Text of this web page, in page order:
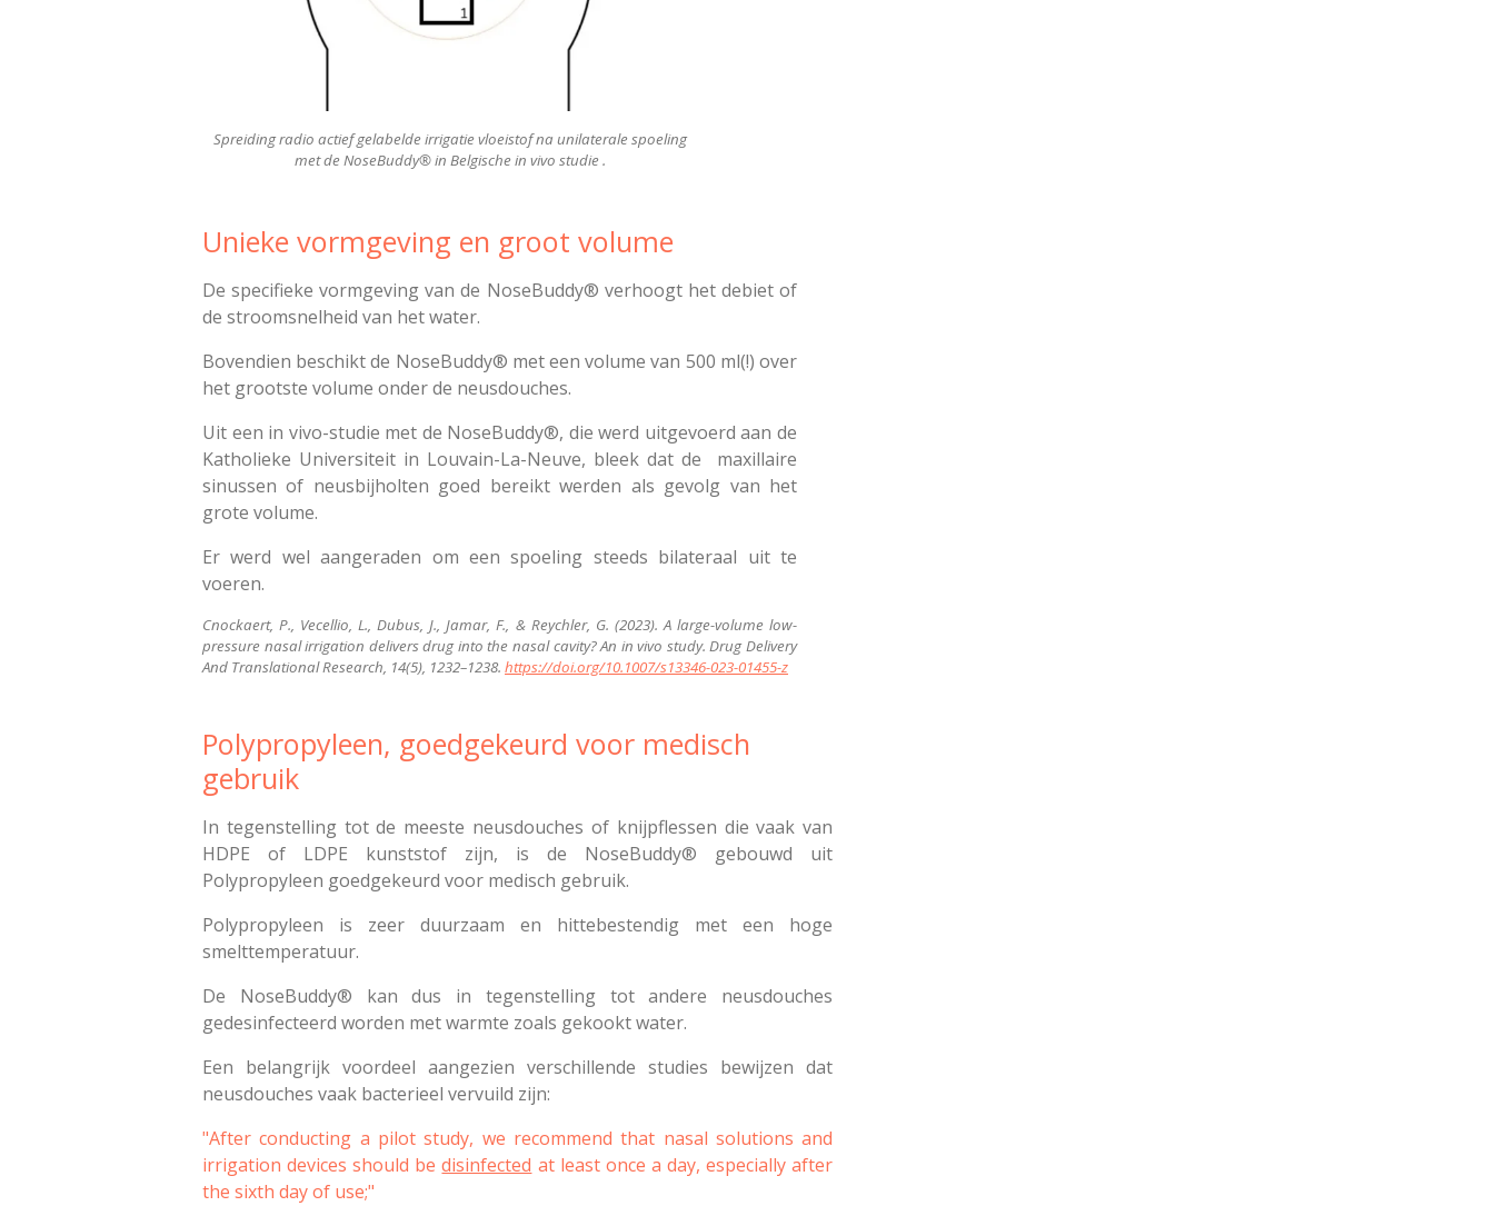
Spreiding radio actief gelabelde irrigatie vloeistof na unilaterale spoeling
met de NoseBuddy® in Belgische in vivo studie .
Unieke vormgeving en groot volume
De specifieke vormgeving van de NoseBuddy® verhoogt het debiet of
de stroomsnelheid van het water.
Bovendien beschikt de NoseBuddy® met een volume van 500 ml(!) over
het grootste volume onder de neusdouches.
Uit een in vivo-studie met de NoseBuddy®, die werd uitgevoerd aan de
Katholieke Universiteit in Louvain-La-Neuve, bleek dat de maxillaire
sinussen of neusbijholten goed bereikt werden als gevolg van het
grote volume.
Er werd wel aangeraden om een spoeling steeds bilateraal uit te
voeren.
Cnockaert, P., Vecellio, L., Dubus, J., Jamar, F., & Reychler, G. (2023). A large-volume low-
pressure nasal irrigation delivers drug into the nasal cavity? An in vivo study. Drug Delivery
And Translational Research, 14(5), 1232–1238. https://doi.org/10.1007/s13346-023-01455-z
Polypropyleen, goedgekeurd voor medisch
gebruik
In tegenstelling tot de meeste neusdouches of knijpflessen die vaak van
HDPE of LDPE kunststof zijn, is de NoseBuddy® gebouwd uit
Polypropyleen goedgekeurd voor medisch gebruik.
Polypropyleen is zeer duurzaam en hittebestendig met een hoge
smelttemperatuur.
De NoseBuddy® kan dus in tegenstelling tot andere neusdouches
gedesinfecteerd worden met warmte zoals gekookt water.
Een belangrijk voordeel aangezien verschillende studies bewijzen dat
neusdouches vaak bacterieel vervuild zijn:
"After conducting a pilot study, we recommend that nasal solutions and
irrigation devices should bedisinfected at least once a day, especially after
the sixth day of use;"